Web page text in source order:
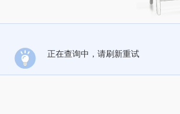
正在查询中，请刷新重试